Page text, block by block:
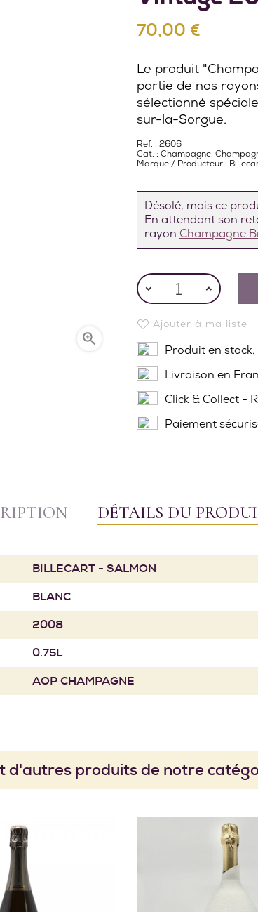

70,00 €
Le produit
partie de nos
sélectionné
sur-la-Sorgue.
Ref. : 2606
Cat. : Champagne,
Marque / Producteur :
Désolé, mais ce
En attendant son
rayon Champagne
Ajouter à ma liste
Produit en
Livraison en
Click & Collect -
Paiement
DÉTAILS DU
BILLECART - SALMON
BLANC
2008
0.75L
AOP CHAMPAGNE
d'autres produits de notre